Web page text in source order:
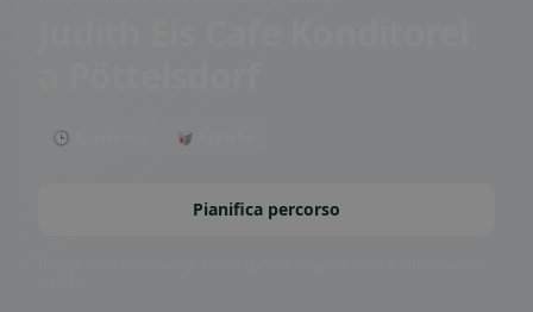
🕒 Aperto ora 🥡 Asporto
Pianifica percorso